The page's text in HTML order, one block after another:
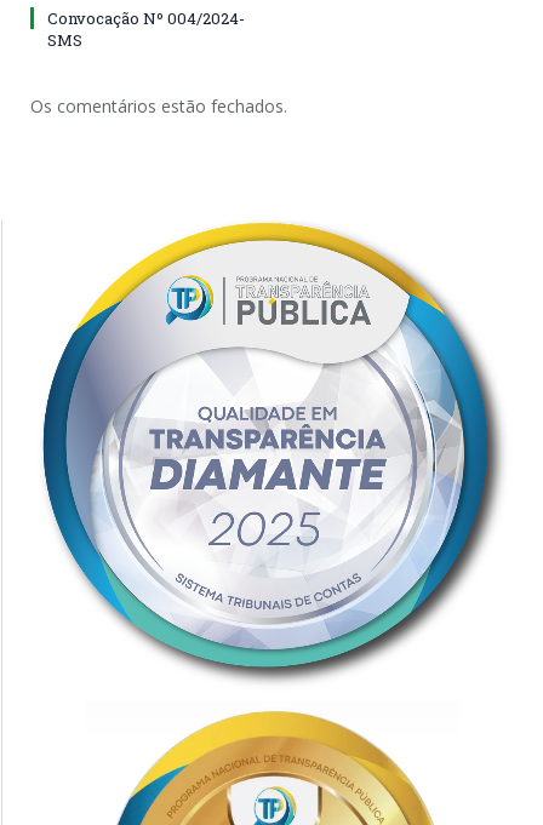
Convocação Nº 004/2024-
SMS
Os comentários estão fechados.